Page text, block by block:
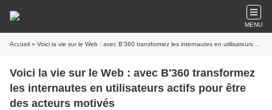
MENU
Accueil » Voici la vie sur le Web : avec B'360 transformez les internautes en utilisateurs actifs pour être des acteurs motivés
Voici la vie sur le Web : avec B'360 transformez
les internautes en utilisateurs actifs pour être
des acteurs motivés